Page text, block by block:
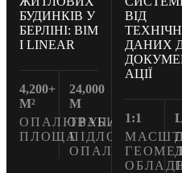
БУДИНКІВ У
БЕРЛІНІ: BIM
І LINEAR
4,200+
M²
ОПАЛЮВАНА
ПЛОЩА
24,000
M
ТРУБИ
ПІДЛОГОВОГО
ОПАЛЕННЯ
ВІД
ДАНИХ
АЦІЇ
1:1